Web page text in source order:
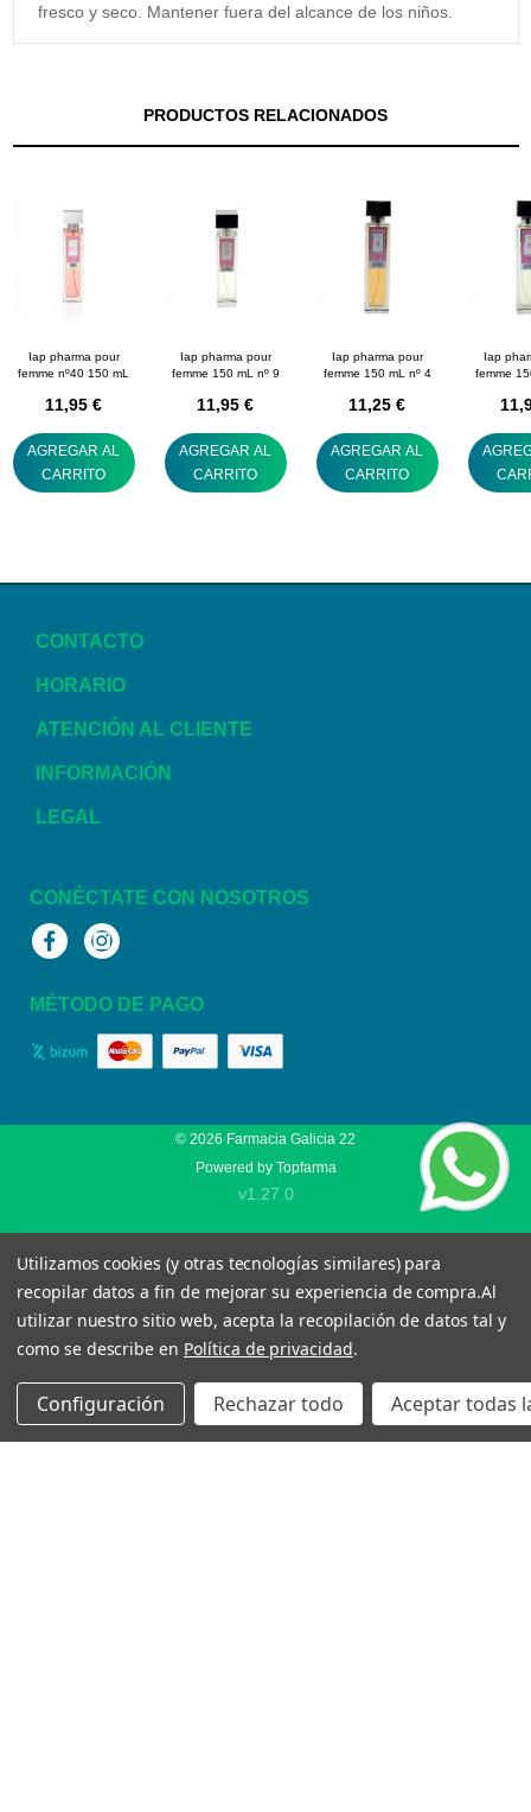
fresco y seco. Mantener fuera del alcance de los niños.
PRODUCTOS RELACIONADOS
Iap pharma pour
femme nº40 150 mL
11,95 €
AGREGAR AL
CARRITO
Iap pharma pour
femme 150 mL nº 9
11,95 €
AGREGAR AL
CARRITO
Iap pharma pour
femme 150 mL nº 4
11,25 €
AGREGAR AL
CARRITO
Iap
femme
CONTACTO
HORARIO
ATENCIÓN AL CLIENTE
INFORMACIÓN
LEGAL
CONÉCTATE CON NOSOTROS
FacebookInstagram
MÉTODO DE PAGO
© 2026 Farmacia Galicia 22
Powered by Topfarma
v1.27.0
Utilizamos cookies (y otras tecnologías similares) para
recopilar datos a fin de mejorar su experiencia de compra.Al
utilizar nuestro sitio web, acepta la recopilación de datos tal y
como se describe en Política de privacidad.
Configuración Rechazar todo Aceptar todas